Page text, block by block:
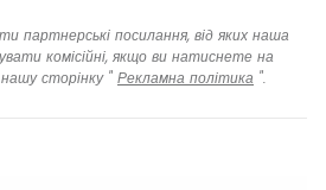
партнерські посилання, від яких наша
комісійні, якщо ви натиснете на
сторінку " Рекламна політика ".